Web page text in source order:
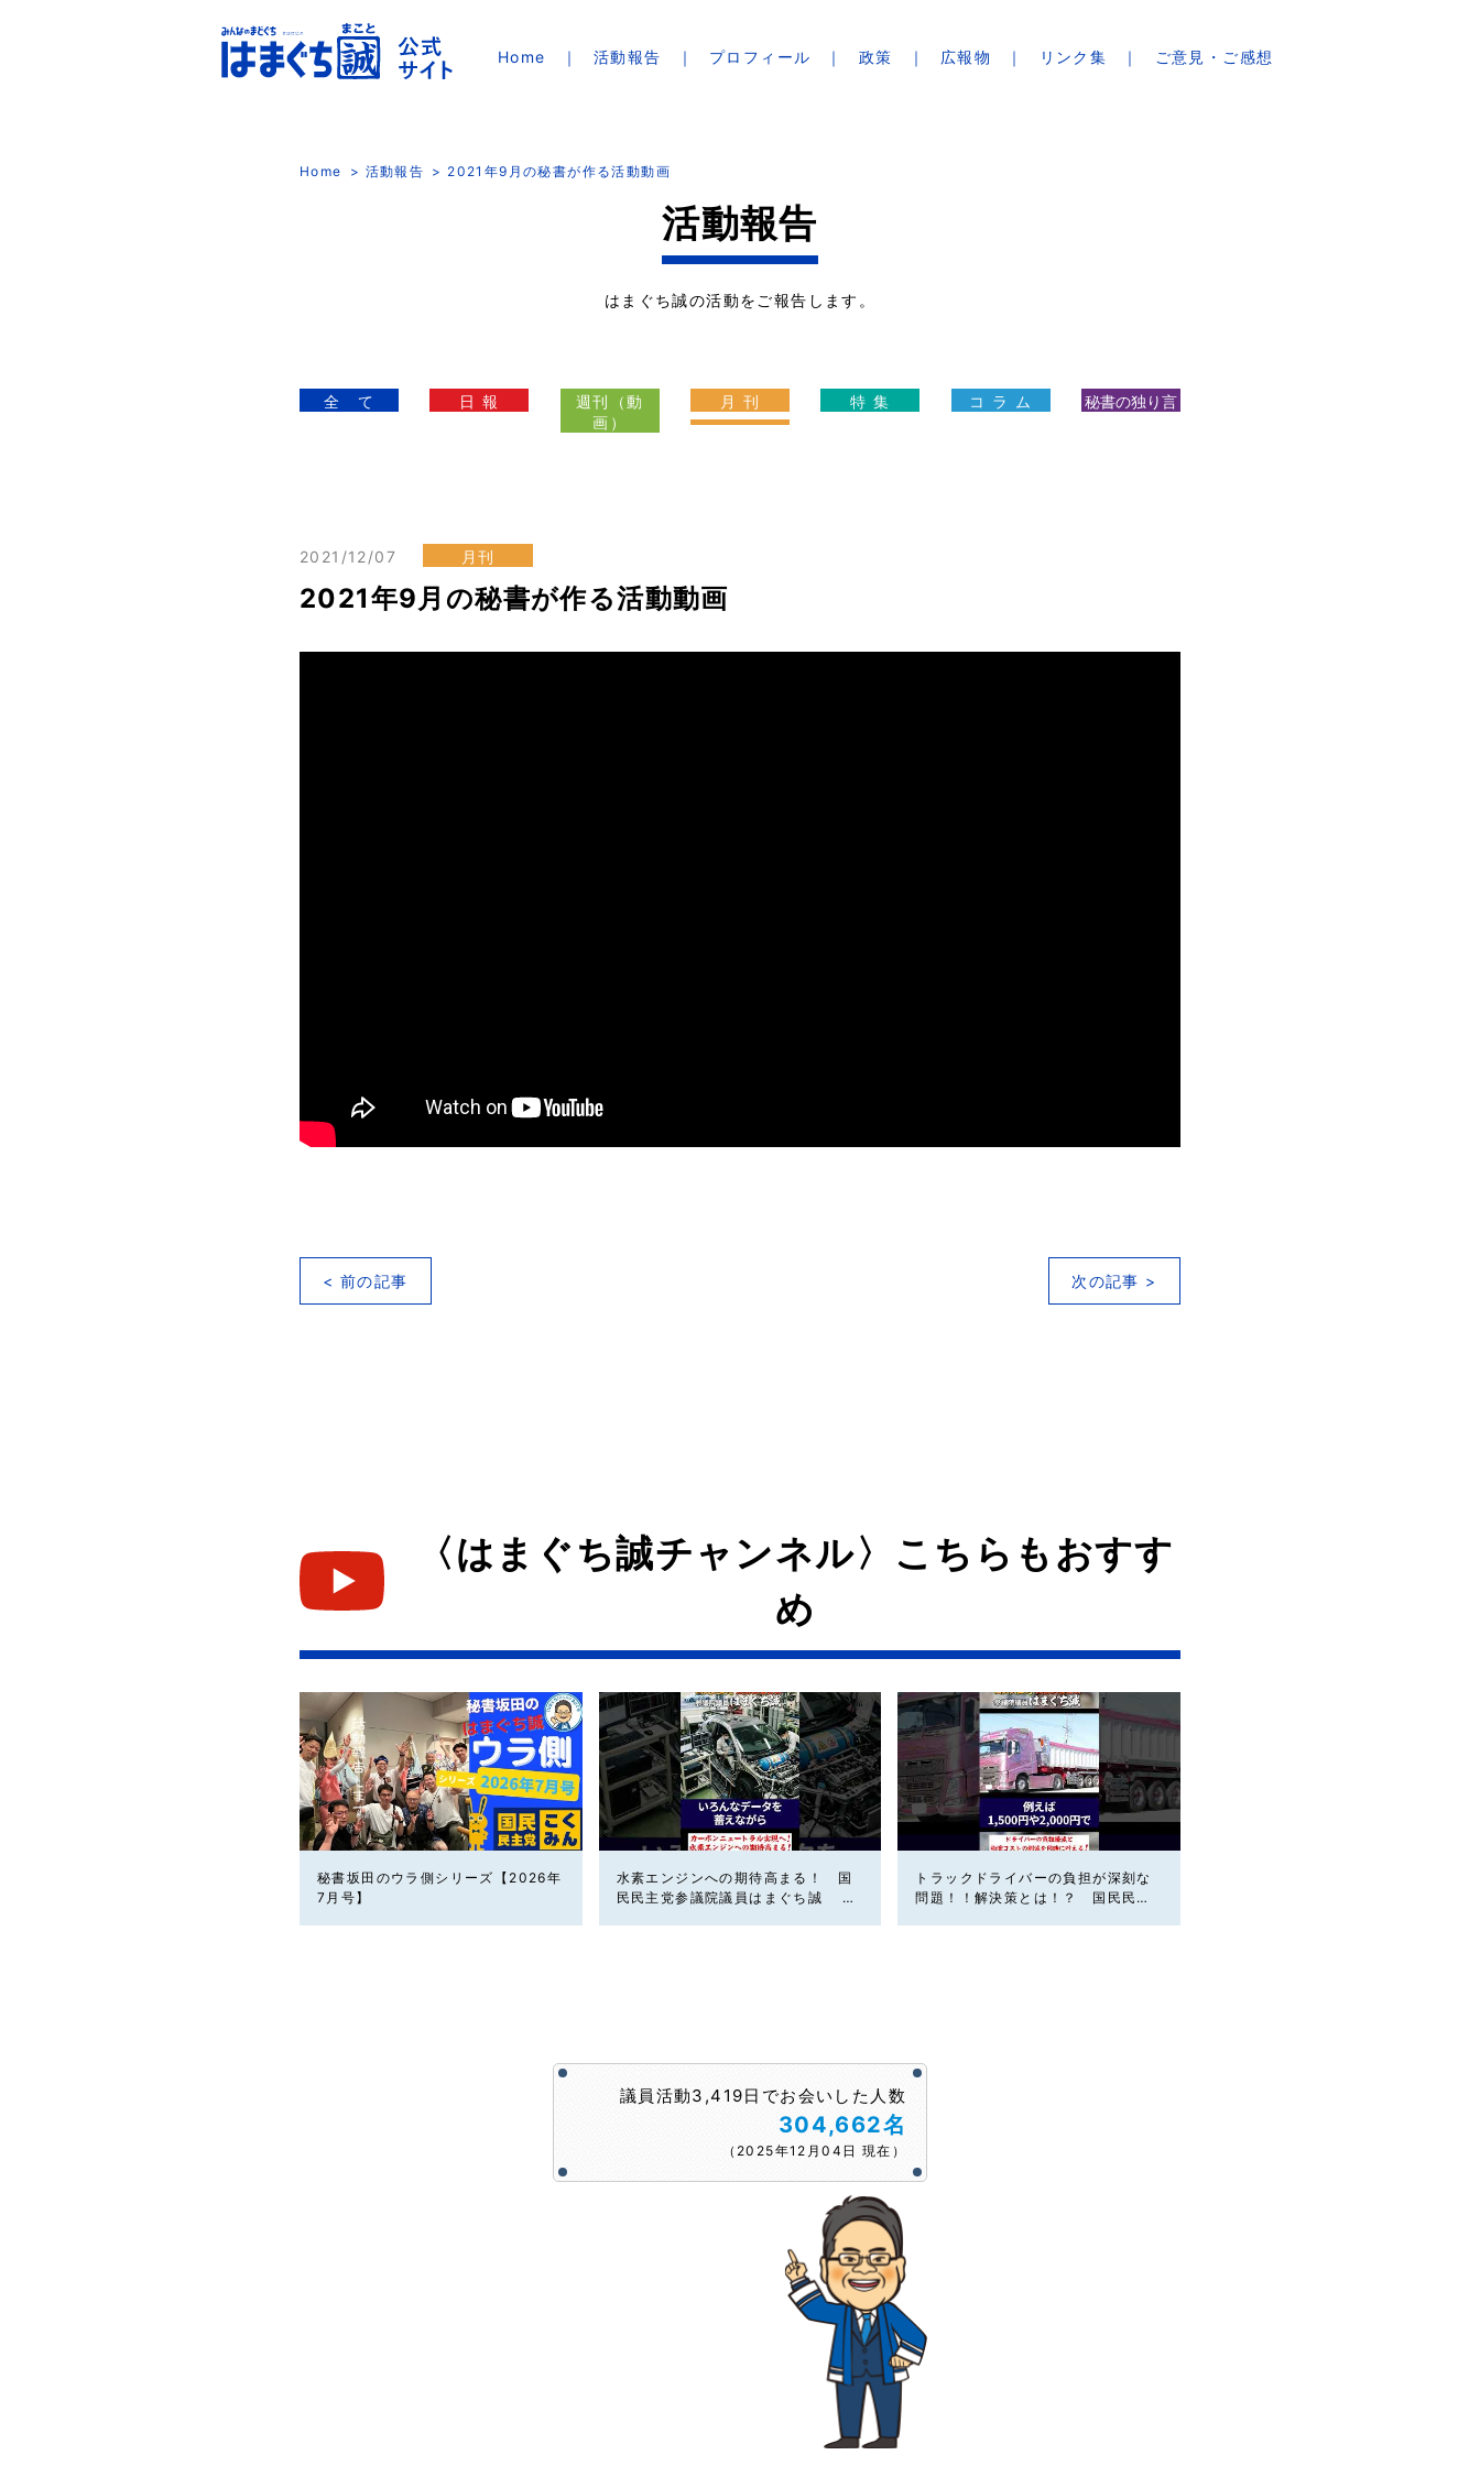
Home 活動報告 プロフィール 政策 広報物 リンク集 ご意見・ご感想
Home 活動報告 2021年9月の秘書が作る活動動画
活動報告
はまぐち誠の活動をご報告します。
全 て 日 報
週刊（動
画）
月 刊 特 集 コ ラ ム 秘書の独り言
2021/12/07 月刊
2021年9月の秘書が作る活動動画
< 前の記事 次の記事 >
〈はまぐち誠チャンネル〉こちらもおすす
め
秘書坂田のウラ側シリーズ【2026年
7月号】
水素エンジンへの期待高まる！ 国
民民主党参議院議員はまぐち誠 #
トラックドライバーの負担が深刻な
問題！！解決策とは！？ 国民民主
議員活動3,419日でお会いした人数
304,662名
（2025年12月04日 現在）